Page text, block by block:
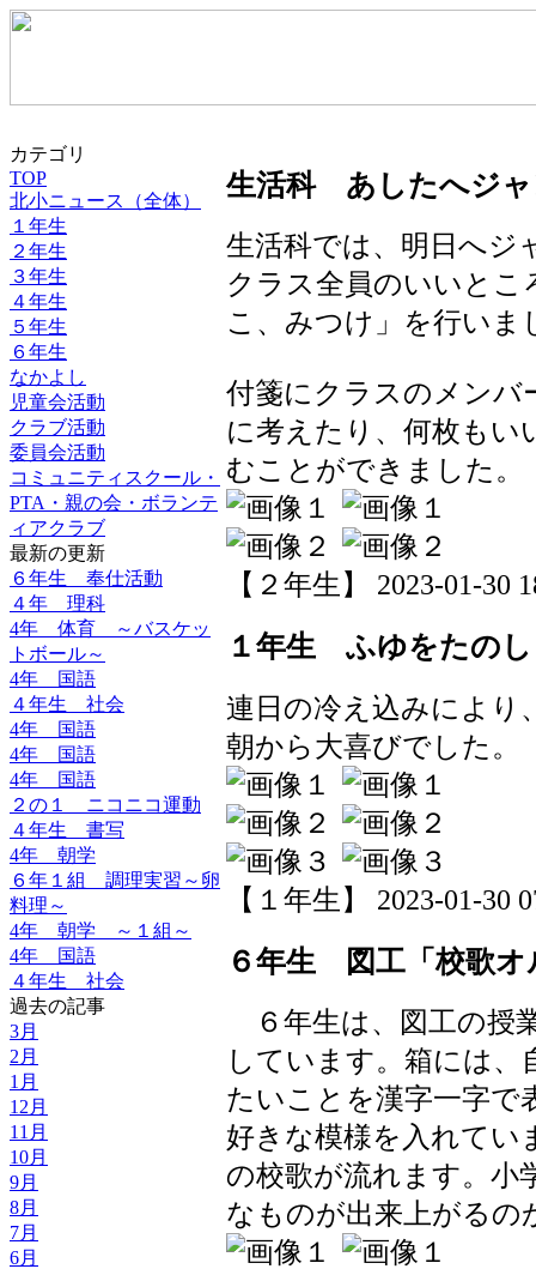
カテゴリ
TOP
北小ニュース（全体）
１年生
２年生
３年生
４年生
５年生
６年生
なかよし
児童会活動
クラブ活動
委員会活動
コミュニティスクール・
PTA・親の会・ボランテ
ィアクラブ
最新の更新
６年生 奉仕活動
４年 理科
4年 体育 ～バスケッ
トボール～
4年 国語
４年生 社会
4年 国語
4年 国語
4年 国語
２の１ ニコニコ運動
４年生 書写
4年 朝学
６年１組 調理実習～卵
料理～
4年 朝学 ～１組～
4年 国語
４年生 社会
過去の記事
3月
2月
1月
12月
11月
10月
9月
8月
7月
6月
生活科 あしたへジ
生活科では、明日へジ
クラス全員のいいと
こ、みつけ」を行いま
付箋にクラスのメンバ
に考えたり、何枚もい
むことができました。
【２年生】 2023-01-30
１年生 ふゆをたの
連日の冷え込みにより
朝から大喜びでした。
【１年生】 2023-01-30
６年生 図工「校歌オ
６年生は、図工の授
しています。箱には
たいことを漢字一字で
好きな模様を入れてい
の校歌が流れます。小
なものが出来上がるの